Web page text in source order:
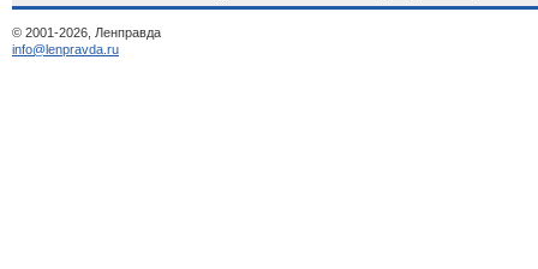
© 2001-2026, Ленправда
info@lenpravda.ru